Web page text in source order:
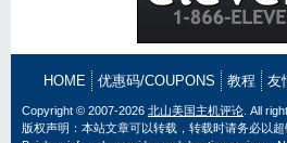
HOME 优惠码/COUPONS 教程 友
Copyright © 2007-2026 北山美国主机评论 . All
版权声明：本站文章可以转载，转载时请务必以